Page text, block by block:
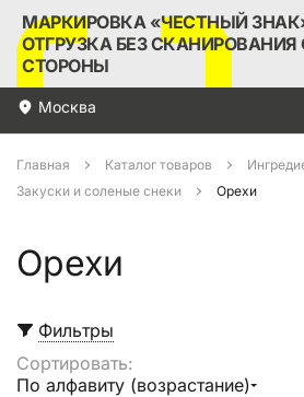
МАРКИРОВКА «ЧЕСТНЫЙ
ОТГРУЗКА БЕЗ
СТОРОНЫ
Москва
Главная Каталог товаров
Закуски и соленые снеки
Орехи
Орехи
Фильтры
Сортировать:
По алфавиту (возрастание)
Выбрать все